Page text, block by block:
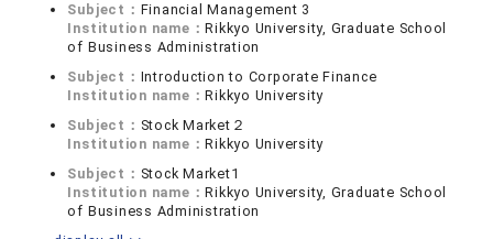
Subject： Financial Management 3
Institution name：Rikkyo University, Graduate School
of Business Administration
Subject： Introduction to Corporate Finance
Institution name：Rikkyo University
Subject： Stock Market２
Institution name：Rikkyo University
Subject： Stock Market1
Institution name：Rikkyo University, Graduate School
of Business Administration